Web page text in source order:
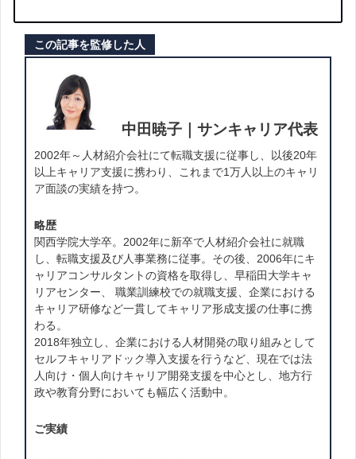
この記事を監修した人
中田暁子｜サンキャリア代表
2002年～人材紹介会社にて転職支援に従事し、以後20年
以上キャリア支援に携わり、これまで1万人以上のキャリ
ア面談の実績を持つ。
略歴
関西学院大学卒。2002年に新卒で人材紹介会社に就職
し、転職支援及び人事業務に従事。その後、2006年にキ
ャリアコンサルタントの資格を取得し、早稲田大学キャ
リアセンター、 職業訓練校での就職支援、企業における
キャリア研修など一貫してキャリア形成支援の仕事に携
わる。
2018年独立し、企業における人材開発の取り組みとして
セルフキャリアドック導入支援を行うなど、現在では法
人向け・個人向けキャリア開発支援を中心とし、地方行
政や教育分野においても幅広く活動中。
ご実績